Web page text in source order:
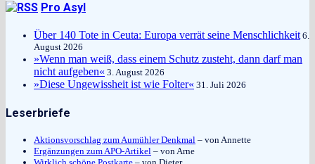
Pro Asyl
Über 140 Tote in Ceuta: Europa verrät seine Menschlichkeit 6.
August 2026
»Wenn man weiß, dass einem Schutz zusteht, dann darf man
nicht aufgeben« 3. August 2026
»Diese Ungewissheit ist wie Folter« 31. Juli 2026
Leserbriefe
Aktionsvorschlag zum Aumühler Denkmal – von Annette
Ergänzungen zum APO-Artikel – von Arne